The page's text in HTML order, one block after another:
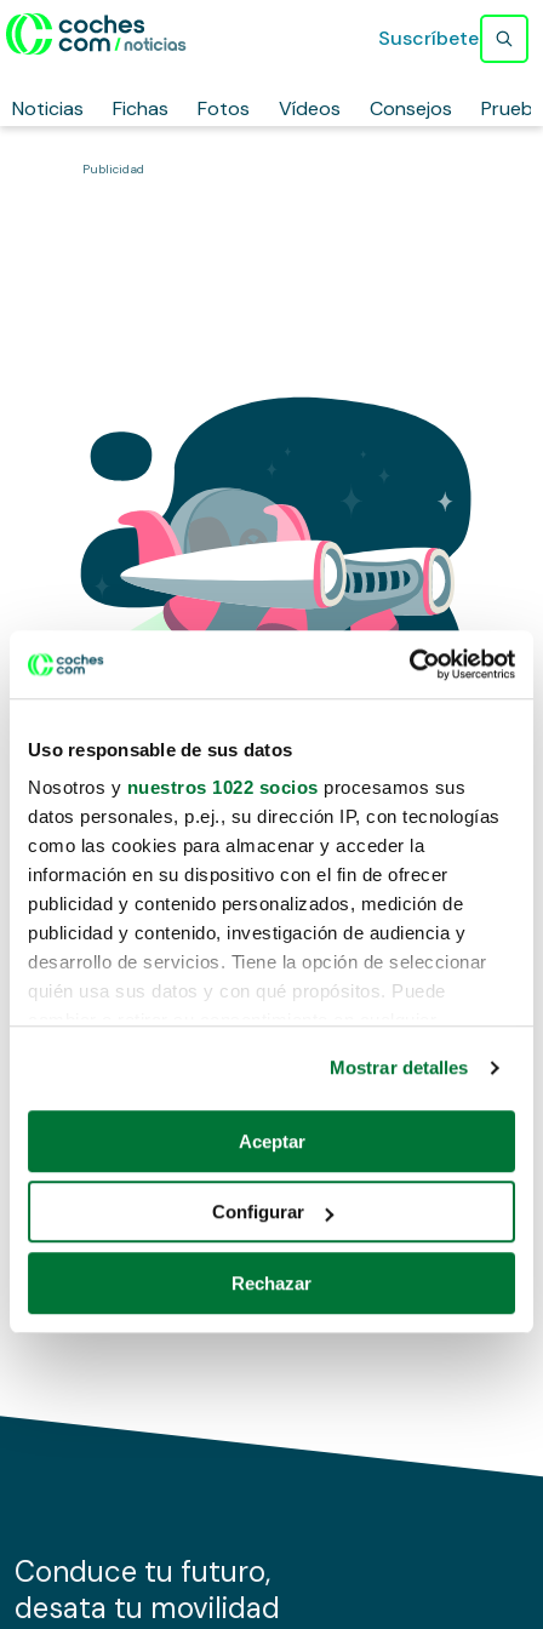
Uso responsable de sus datos
Nosotros y nuestros 1022 socios procesamos sus
datos personales, p.ej., su dirección IP, con tecnologías
como las cookies para almacenar y acceder la
información en su dispositivo con el fin de ofrecer
publicidad y contenido personalizados, medición de
publicidad y contenido, investigación de audiencia y
desarrollo de servicios. Tiene la opción de seleccionar
quién usa sus datos y con qué propósitos. Puede
Si lo permite, también quisiéramos:
Recopilar información sobre su ubicación geográfica
Identificar su dispositivo analizándolo activamente
para buscar características específicas (huellas
Obtenga más información sobre cómo se procesan sus
de cookies.
información sobre el uso que haga del sitio web con
nuestros partners de redes sociales, publicidad y análisis
Mostrar detalles
Aceptar
Configurar
Rechazar
Noticias Fichas Fotos Vídeos Consejos
Suscríbete
Publicidad
Lo sentimos, no sabemos como
te hemos traido hasta aquí.
Pero puedes encontrar el coche que estás
buscando en alguno de estos enlaces:
Coches de segunda mano
Coches de km0
Conduce tu futuro,
desata tu movilidad